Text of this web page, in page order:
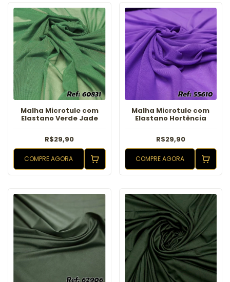
Malha Microtule com
Elastano Verde Jade
R$29,90
COMPRE AGORA
Malha Microtule com
Elastano Hortência
R$29,90
COMPRE AGORA